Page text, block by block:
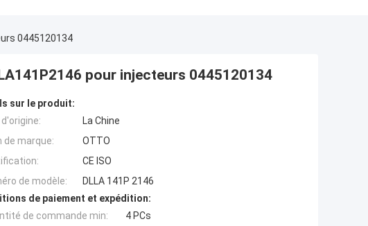
0445120134
pour injecteurs 0445120134
sur le produit:
d'origine:
La Chine
de marque:
OTTO
CE ISO
de modèle:
DLLA 141P 2146
de paiement et expédition:
de commande min:
4 PCs